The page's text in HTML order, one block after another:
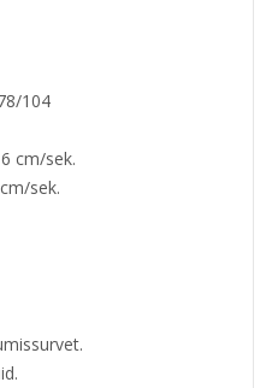
104
cm/sek.
sek.